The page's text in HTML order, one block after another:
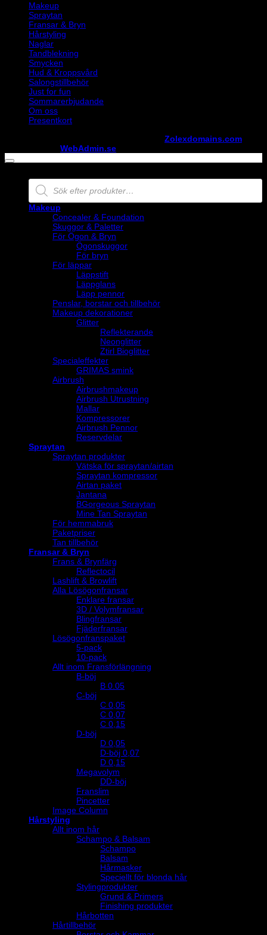
Makeup
Spraytan
Fransar & Bryn
Hårstyling
Naglar
Tandblekning
Smycken
Hud & Kroppsvård
Salongstillbehör
Just for fun
Sommarerbjudande
Om oss
Presentkort
Zolexdomains.com
WebAdmin.se
Products
search
Makeup
Concealer & Foundation
Skuggor & Paletter
För Ögon & Bryn
Ögonskuggor
För bryn
För läppar
Läppstift
Läppglans
Läpp pennor
Penslar, borstar och tillbehör
Makeup dekorationer
Glitter
Reflekterande
Neonglitter
Ztirl Bioglitter
Specialeffekter
GRIMAS smink
Airbrush
Airbrushmakeup
Airbrush Utrustning
Mallar
Kompressorer
Airbrush Pennor
Reservdelar
Spraytan
Spraytan produkter
Vätska för spraytan/airtan
Spraytan kompressor
Airtan paket
Jantana
BGorgeous Spraytan
Mine Tan Spraytan
För hemmabruk
Paketpriser
Tan tillbehör
Fransar & Bryn
Frans & Brynfärg
Reflectocil
Lashlift & Browlift
Alla Lösögonfransar
Enklare fransar
3D / Volymfransar
Blingfransar
Fjäderfransar
Lösögonfranspaket
5-pack
10-pack
Allt inom Fransförlängning
B-böj
B 0.05
C-böj
C 0,05
C 0,07
C 0,15
D-böj
D 0,05
D-böj 0,07
D 0,15
Megavolym
DD-böj
Franslim
Pincetter
Image Column
Hårstyling
Allt inom hår
Schampo & Balsam
Schampo
Balsam
Hårmasker
Speciellt för blonda hår
Stylingprodukter
Grund & Primers
Finishing produkter
Hårbotten
Hårtillbehör